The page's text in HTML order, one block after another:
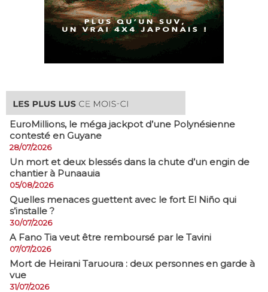
EuroMillions, ​le méga jackpot d’une Polynésienne
contesté en Guyane
28/07/2026
​Un mort et deux blessés dans la chute d’un engin de
chantier à Punaauia
05/08/2026
Quelles menaces guettent avec le fort El Niño qui
s’installe ?
30/07/2026
A Fano Tia veut être remboursé par le Tavini
07/07/2026
Mort de Heirani Taruoura : deux personnes en garde à
vue
31/07/2026